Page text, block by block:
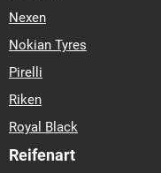
Nexen
Nokian Tyres
Pirelli
Riken
Royal Black
Reifenart